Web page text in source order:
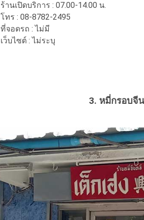
ร้านเปิดบริการ : 07.00-14.00 น.
โทร : 08-8782-2495
ที่จอดรถ : ไม่มี
เว็บไซต์ : ไม่ระบุ
3. หมี่กรอบจี